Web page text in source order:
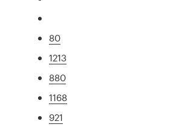
80
1213
880
1168
921